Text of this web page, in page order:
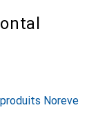
Noreve